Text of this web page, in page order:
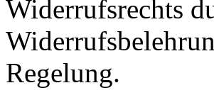
Widerrufsrechts
Regelung.